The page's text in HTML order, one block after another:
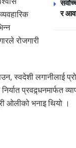
र
रोजगारी
स्वदेशी लगानीलाई
प्रवद्र्धनमार्फत
ओलीको भनाइ थियो ।